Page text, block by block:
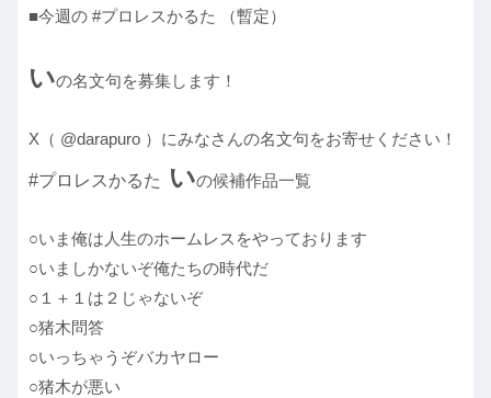
■今週の #プロレスかるた （暫定）
いの名文句を募集します！
X（ @darapuro ）にみなさんの名文句をお寄せください！
#プロレスかるた いの候補作品一覧
○いま俺は人生のホームレスをやっております
○いましかないぞ俺たちの時代だ
○１＋１は２じゃないぞ
○猪木問答
○いっちゃうぞバカヤロー
○猪木が悪い